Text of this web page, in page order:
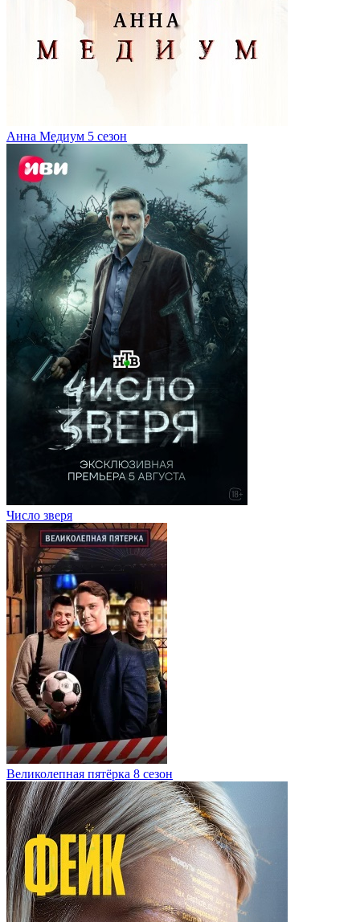
Анна Медиум 5 сезон
Число зверя
Великолепная пятёрка 8 сезон